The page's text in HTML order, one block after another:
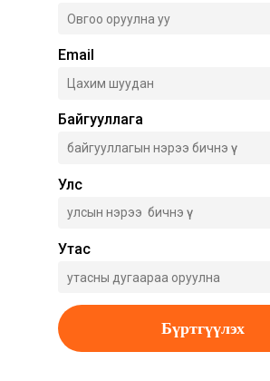
Email
Байгууллага
Улс
Утас